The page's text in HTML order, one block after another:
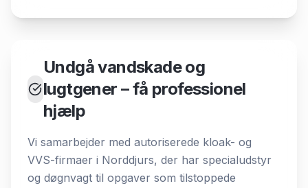
Undgå vandskade og
lugtgener – få professionel
hjælp
Vi samarbejder med autoriserede kloak- og
VVS-firmaer i Norddjurs, der har specialudstyr
og døgnvagt til opgaver som tilstoppede